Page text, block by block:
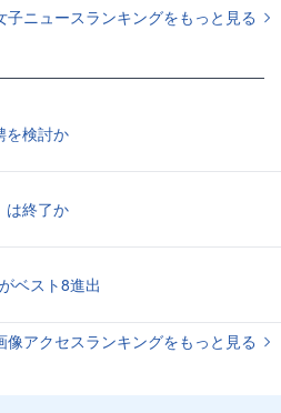
子ニュースランキングをもっと見る
を検討か
は終了か
ベスト8進出
像アクセスランキングをもっと見る